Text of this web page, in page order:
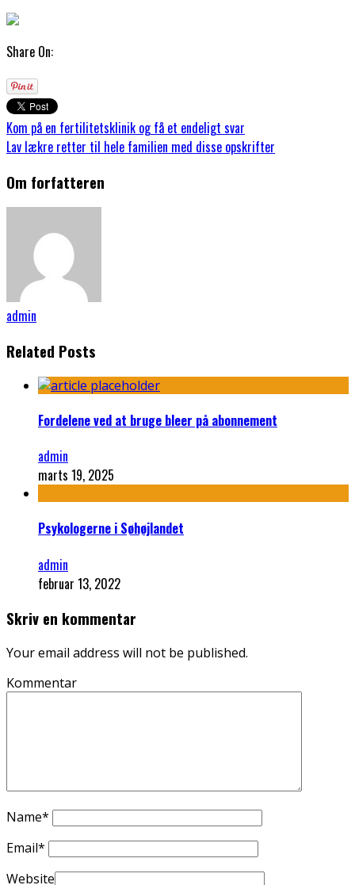
Share On:
Kom på en fertilitetsklinik og få et endeligt svar
Lav lækre retter til hele familien med disse opskrifter
Om forfatteren
admin
Related Posts
Fordelene ved at bruge bleer på abonnement
admin
marts 19, 2025
Psykologerne i Søhøjlandet
admin
februar 13, 2022
Skriv en kommentar
Your email address will not be published.
Kommentar
Name*
Email*
Website